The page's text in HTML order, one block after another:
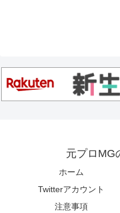
元プロMG
ホーム
Twitterアカウント
注意事項